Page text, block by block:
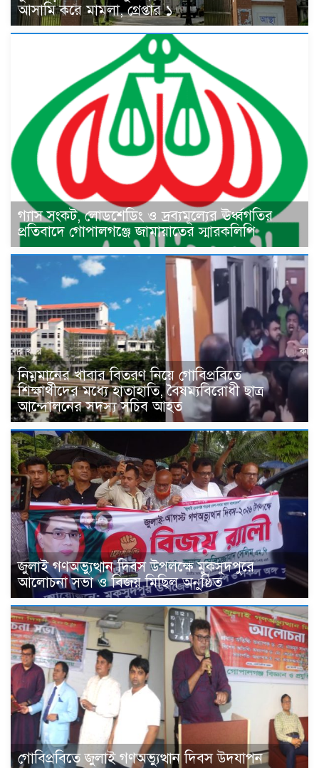
আসামি করে মামলা, গ্রেপ্তার ১
গ্যাস সংকট, লোডশেডিং ও দ্রব্যমূল্যের ঊর্ধ্বগতির
প্রতিবাদে গোপালগঞ্জে জামায়াতের স্মারকলিপি
নিম্নমানের খাবার বিতরণ নিয়ে গোবিপ্রবিতে
শিক্ষার্থীদের মধ্যে হাতাহাতি, বৈষম্যবিরোধী ছাত্র
আন্দোলনের সদস্য সচিব আহত
জুলাই গণঅভ্যুত্থান দিবস উপলক্ষে মুকসুদপুরে
আলোচনা সভা ও বিজয় মিছিল অনুষ্ঠিত
গোবিপ্রবিতে জুলাই গণঅভ্যুত্থান দিবস উদযাপন